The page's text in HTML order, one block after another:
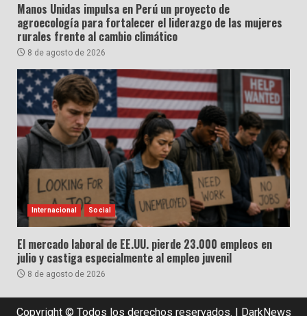
Manos Unidas impulsa en Perú un proyecto de
agroecología para fortalecer el liderazgo de las mujeres
rurales frente al cambio climático
8 de agosto de 2026
Internacional Social
El mercado laboral de EE.UU. pierde 23.000 empleos en
julio y castiga especialmente al empleo juvenil
8 de agosto de 2026
Copyright © Todos los derechos reservados. | DarkNews